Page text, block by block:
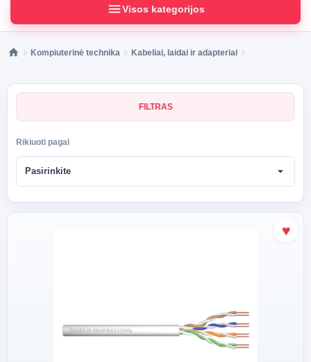
menuVisos kategorijos
Kompiuterinė technika Kabeliai, laidai ir adapteriai
FILTRAS
Rikiuoti pagal
Pasirinkite arrow_drop_down